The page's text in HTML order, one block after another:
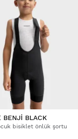
BENJI BLACK
bisiklet önlük şortu